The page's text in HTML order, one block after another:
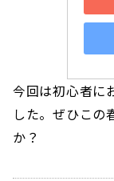
今回は初心者に
した。ぜひこの
か？